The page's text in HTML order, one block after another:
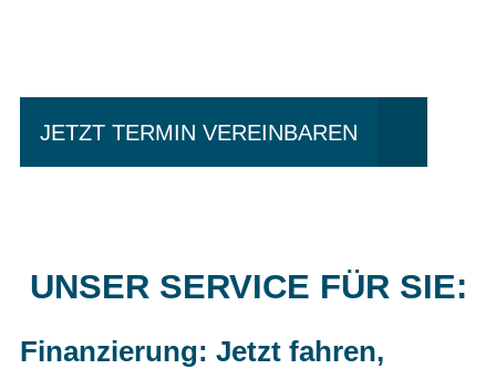
JETZT TERMIN VEREINBAREN
UNSER SERVICE FÜR SIE:
Finanzierung: Jetzt fahren,